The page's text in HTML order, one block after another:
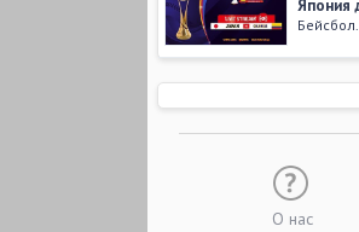
Япония
22
07
О нас